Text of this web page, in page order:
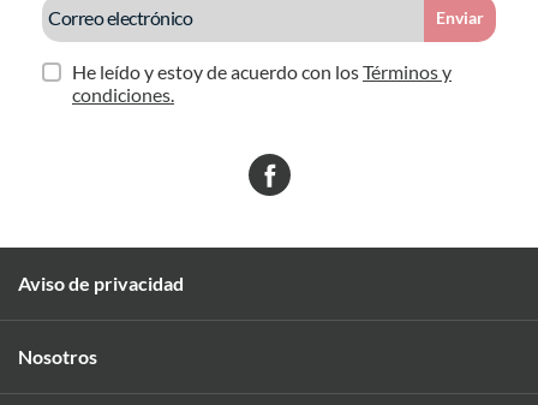
Enviar
He leído y estoy de acuerdo con losTérminos y
condiciones.
Aviso de privacidad
Nosotros